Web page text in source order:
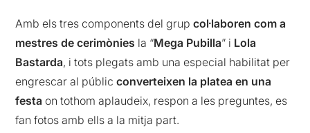
Amb els tres components del grupcol·laboren com a
mestres de cerimònies la “Mega Pubilla” i Lola
Bastarda, i tots plegats amb una especial habilitat per
engrescar al públicconverteixen la platea en una
festa on tothom aplaudeix, respon a les preguntes, es
fan fotos amb ells a la mitja part.